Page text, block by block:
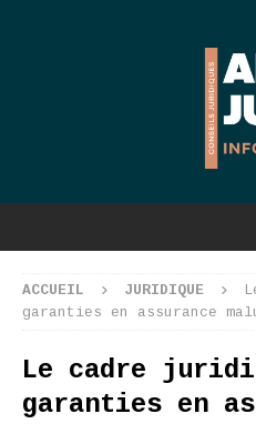
ACCUEIL JURIDIQUE
garanties en assurance
Le cadre
garanties en